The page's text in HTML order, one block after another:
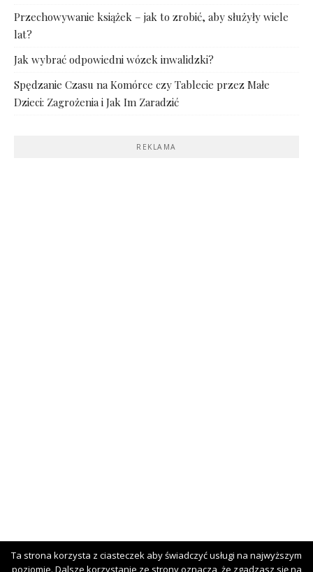
Przechowywanie książek – jak to zrobić, aby służyły wiele
lat?
Jak wybrać odpowiedni wózek inwalidzki?
Spędzanie Czasu na Komórce czy Tablecie przez Małe
Dzieci: Zagrożenia i Jak Im Zaradzić
REKLAMA
Ta strona korzysta z ciasteczek aby świadczyć usługi na najwyższym
poziomie. Dalsze korzystanie ze strony oznacza, że zgadzasz się na